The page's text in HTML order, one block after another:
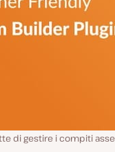
di gestire i compiti